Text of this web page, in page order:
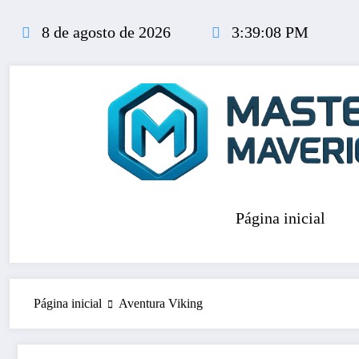
conteúdo
8 de agosto de 2026 3:39:08 PM
Página inicial
Página inicial Aventura Viking